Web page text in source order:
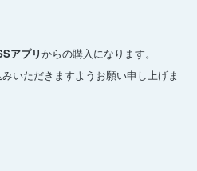
アプリからの購入になります。
いただきますようお願い申し上げま